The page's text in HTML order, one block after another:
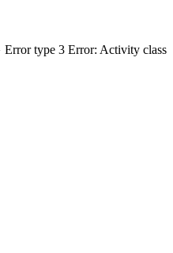
type 3 Error: Activity class